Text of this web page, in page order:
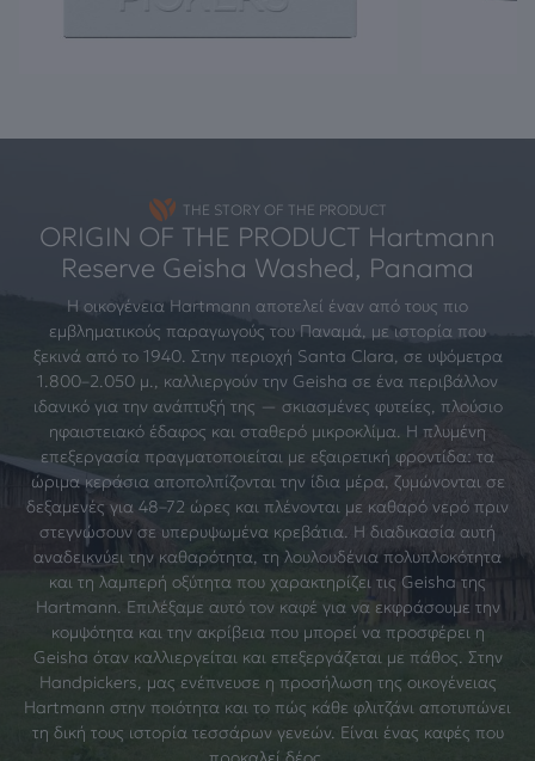
THE STORY OF THE PRODUCT
ORIGIN OF THE PRODUCT Hartmann
Reserve Geisha Washed, Panama
Η οικογένεια Hartmann αποτελεί έναν από τους πιο
εμβληματικούς παραγωγούς του Παναμά, με ιστορία που
ξεκινά από το 1940. Στην περιοχή Santa Clara, σε υψόμετρα
1.800–2.050 μ., καλλιεργούν την Geisha σε ένα περιβάλλον
ιδανικό για την ανάπτυξή της — σκιασμένες φυτείες, πλούσιο
ηφαιστειακό έδαφος και σταθερό μικροκλίμα. Η πλυμένη
επεξεργασία πραγματοποιείται με εξαιρετική φροντίδα: τα
ώριμα κεράσια αποπολπίζονται την ίδια μέρα, ζυμώνονται σε
δεξαμενές για 48–72 ώρες και πλένονται με καθαρό νερό πριν
στεγνώσουν σε υπερυψωμένα κρεβάτια. Η διαδικασία αυτή
αναδεικνύει την καθαρότητα, τη λουλουδένια πολυπλοκότητα
και τη λαμπερή οξύτητα που χαρακτηρίζει τις Geisha της
Hartmann. Επιλέξαμε αυτό τον καφέ για να εκφράσουμε την
κομψότητα και την ακρίβεια που μπορεί να προσφέρει η
Geisha όταν καλλιεργείται και επεξεργάζεται με πάθος. Στην
Handpickers, μας ενέπνευσε η προσήλωση της οικογένειας
Hartmann στην ποιότητα και το πώς κάθε φλιτζάνι αποτυπώνει
τη δική τους ιστορία τεσσάρων γενεών. Είναι ένας καφές που